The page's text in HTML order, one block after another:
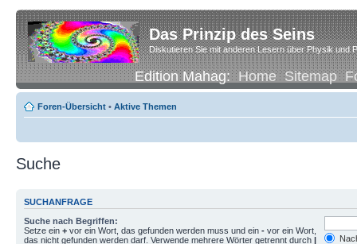
Das Prinzip des Seins
Diskutieren Sie mit anderen Lesern über Physik und
Edition Mahag:Home Sitemap
Foren-Übersicht • Aktive Themen
Suche
SUCHANFRAGE
Suche nach Begriffen:
Setze ein + vor ein Wort, das gefunden werden muss und ein - vor ein Wort,
das nicht gefunden werden darf. Verwende mehrere Wörter getrennt durch |